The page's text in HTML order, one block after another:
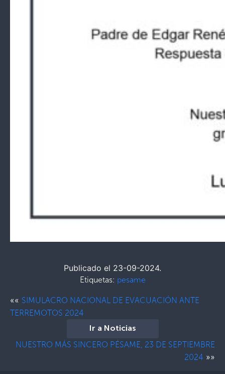
Publicado el 23-09-2024.
Etiquetas: pesame
«« SIMULACRO NACIONAL DE EVACUACIÓN ANTE
TERREMOTOS 2024
Ir a Noticias
NUESTRO MÁS SINCERO PÉSAME, 23 DE SEPTIEMBRE
2024 »»